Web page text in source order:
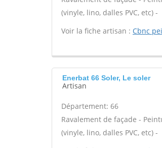
(vinyle, lino, dalles PVC, etc) -
Voir la fiche artisan : Cbnc
Enerbat 66 Soler, Le soler
Artisan
Département: 66
Ravalement de façade -
(vinyle, lino, dalles PVC, etc) -